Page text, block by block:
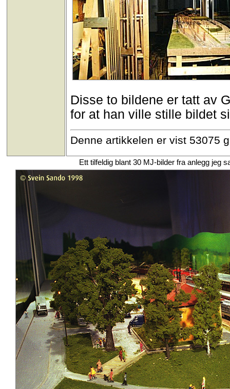
Disse to bildene er tatt av
for at han ville stille bildet
Denne artikkelen er vist 53075
Ett tilfeldig blant 30 MJ-bilder fra anlegg jeg